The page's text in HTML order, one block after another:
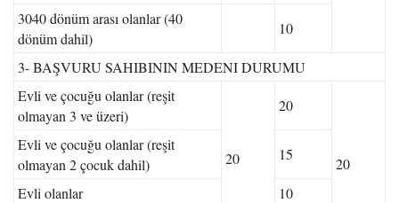
3040 dönüm arası olanlar (40
dönüm dahil)
10
3- BAŞVURU SAHIBININ MEDENI DURUMU
Evli ve çocuğu olanlar (reşit
olmayan 3 ve üzeri)
20
20
20
Evli ve çocuğu olanlar (reşit
olmayan 2 çocuk dahil)
15
Evli olanlar
10